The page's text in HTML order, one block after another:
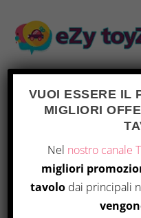
TAG:ABROAD
VUOI ESSERE IL
MIGLIORI
Nel nostro canale
migliori
tavolo dai principali